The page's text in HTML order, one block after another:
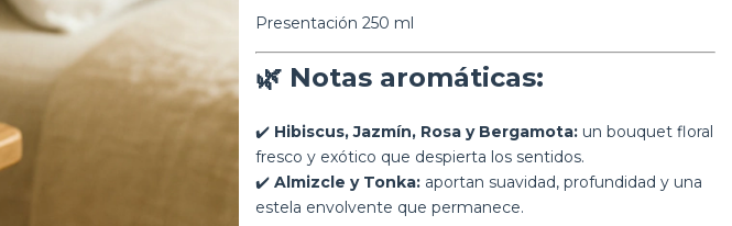
Presentación 250 ml
🌿 Notas aromáticas:
✔️ Hibiscus, Jazmín, Rosa y Bergamota: un bouquet floral
fresco y exótico que despierta los sentidos.
✔️ Almizcle y Tonka: aportan suavidad, profundidad y una
estela envolvente que permanece.